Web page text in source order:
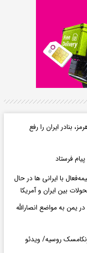
بنادر ایران را رفع
فرستاد
با ایرانی ها در حال
بین ایران و آمریکا
یمن به مواضع انصارالله
روسیه/ ویدئو